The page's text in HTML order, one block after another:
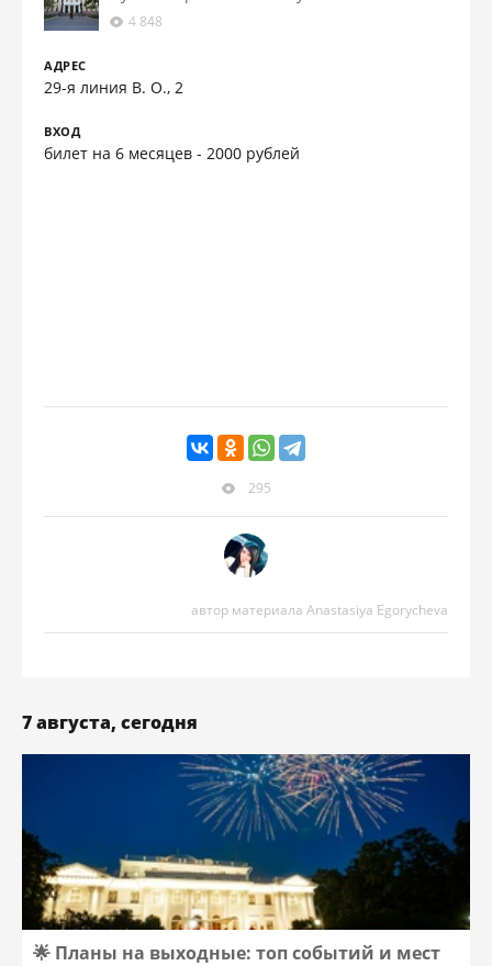
4 848
АДРЕС
29-я линия В. О., 2
ВХОД
билет на 6 месяцев - 2000 рублей
295
автор материала Anastasiya Egorycheva
7 августа, сегодня
🌟 Планы на выходные: топ событий и мест